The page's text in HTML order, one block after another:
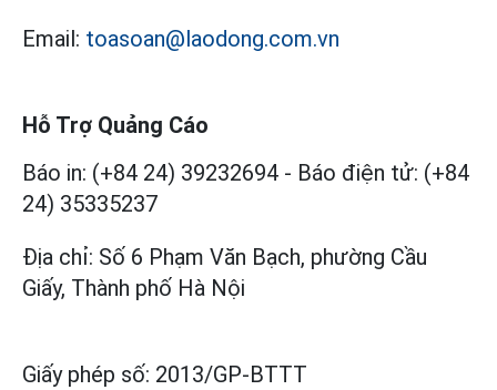
Email: toasoan@laodong.com.vn
Hỗ Trợ Quảng Cáo
Báo in: (+84 24) 39232694 - Báo điện tử: (+84
24) 35335237
Địa chỉ: Số 6 Phạm Văn Bạch, phường Cầu
Giấy, Thành phố Hà Nội
Giấy phép số: 2013/GP-BTTT